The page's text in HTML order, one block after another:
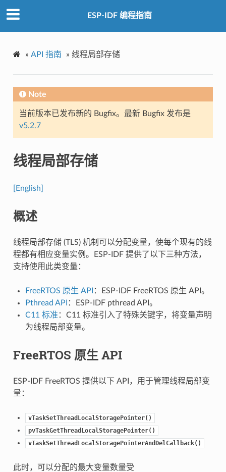
ESP-IDF 编程指南
» API 指南 » 线程局部存储
Note
当前版本已发布新的 Bugfix。最新 Bugfix 发布是
v5.2.7
线程局部存储
[English]
概述
线程局部存储 (TLS) 机制可以分配变量，使每个现有的线
程都有相应变量实例。ESP-IDF 提供了以下三种方法，
支持使用此类变量：
FreeRTOS 原生 API ：ESP-IDF FreeRTOS 原生 API。
Pthread API ：ESP-IDF pthread API。
C11 标准 ：C11 标准引入了特殊关键字，将变量声明
为线程局部变量。
FreeRTOS 原生 API
ESP-IDF FreeRTOS 提供以下 API，用于管理线程局部变
量：
vTaskSetThreadLocalStoragePointer()
pvTaskGetThreadLocalStoragePointer()
vTaskSetThreadLocalStoragePointerAndDelCallback()
此时，可以分配的最大变量数量受